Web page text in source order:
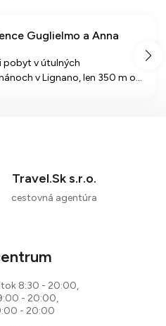
Guglielmo a Anna
pobyt v útulných
v Lignano, len 350 m od
Travel.Sk s.r.o.
cestovná agentúra
8:30 - 20:00,
- 20:00,
- 20:00